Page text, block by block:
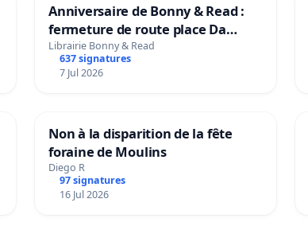
Anniversaire de Bonny & Read :
fermeture de route place Da
Maya M
Librairie Bonny & Read
637 signatures
7 Jul 2026
Non à la disparition de la fête
foraine de Moulins
Diego R
97 signatures
16 Jul 2026